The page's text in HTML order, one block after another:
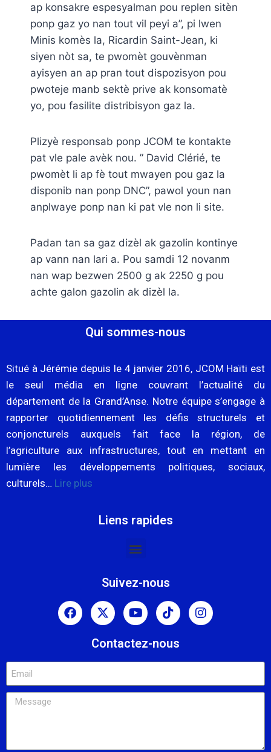
ap konsakre espesyalman pou replen sitèn
ponp gaz yo nan tout vil peyi a”, pi lwen
Minis komès la, Ricardin Saint-Jean, ki
siyen nòt sa, te pwomèt gouvènman
ayisyen an ap pran tout dispozisyon pou
pwoteje manb sektè prive ak konsomatè
yo, pou fasilite distribisyon gaz la.
Plizyè responsab ponp JCOM te kontakte
pat vle pale avèk nou. ” David Clérié, te
pwomèt li ap fè tout mwayen pou gaz la
disponib nan ponp DNC”, pawol youn nan
anplwaye ponp nan ki pat vle non li site.
Padan tan sa gaz dizèl ak gazolin kontinye
ap vann nan lari a. Pou samdi 12 novanm
nan wap bezwen 2500 g ak 2250 g pou
achte galon gazolin ak dizèl la.
Qui sommes-nous
Situé à Jérémie depuis le 4 janvier 2016, JCOM Haïti est
le seul média en ligne couvrant l’actualité du
département de la Grand’Anse. Notre équipe s’engage à
rapporter quotidiennement les défis structurels et
conjoncturels auxquels fait face la région, de
l’agriculture aux infrastructures, tout en mettant en
lumière les développements politiques, sociaux,
culturels… Lire plus
Liens rapides
Suivez-nous
Contactez-nous